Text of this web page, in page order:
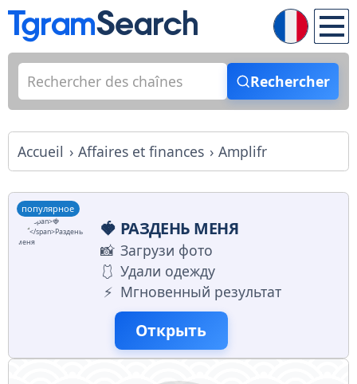
Rechercher
Accueil Affaires et finances Amplifr
популярное
🍓 РАЗДЕНЬ МЕНЯ
📸 Загрузи фото
🩱 Удали одежду
⚡️ Мгновенный результат
Открыть